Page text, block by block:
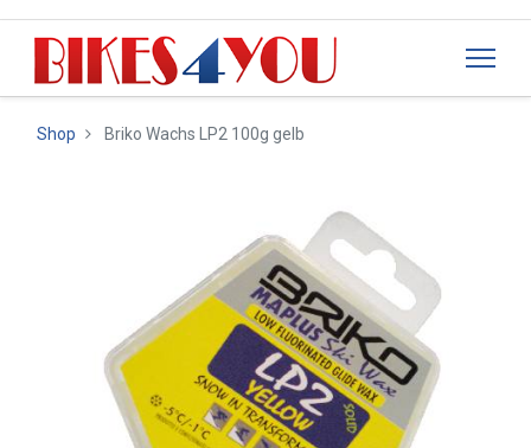
Shop Briko Wachs LP2 100g gelb